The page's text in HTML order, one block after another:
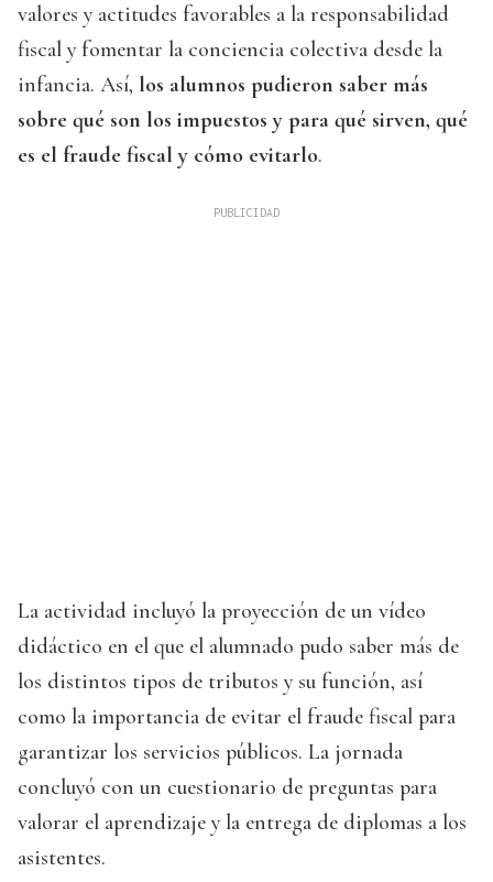
valores y actitudes favorables a la responsabilidad
fiscal y fomentar la conciencia colectiva desde la
infancia. Así, los alumnos pudieron saber más
sobre qué son los impuestos y para qué sirven, qué
es el fraude fiscal y cómo evitarlo.
La actividad incluyó la proyección de un vídeo
didáctico en el que el alumnado pudo saber más de
los distintos tipos de tributos y su función, así
como la importancia de evitar el fraude fiscal para
garantizar los servicios públicos. La jornada
concluyó con un cuestionario de preguntas para
valorar el aprendizaje y la entrega de diplomas a los
asistentes.